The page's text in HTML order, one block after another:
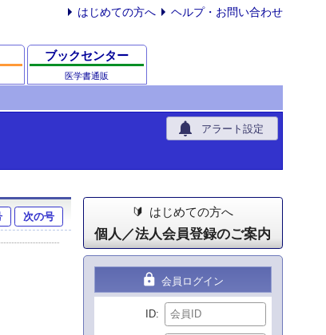
はじめての方へ ヘルプ・お問い合わせ
ブックセンター
医学書通販
notifications アラート設定
次の号 はじめての方へ
個人／法人会員登録のご案内
lock 会員ログイン
ID